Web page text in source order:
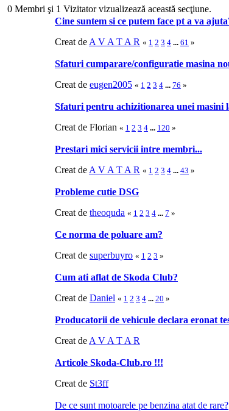
0 Membri şi 1 Vizitator vizualizează această secţiune.
Cine suntem si ce putem face pt a va
Creat de A V A T A R « 1 2 3 4 ... 61 »
Sfaturi cumparare/configuratie masina
Creat de eugen2005 « 1 2 3 4 ... 76 »
Sfaturi pentru achizitionarea unei masini
Creat de Florian « 1 2 3 4 ... 120 »
Prestari mici servicii intre membri...
Creat de A V A T A R « 1 2 3 4 ... 43 »
Probleme cutie DSG
Creat de theoquda « 1 2 3 4 ... 7 »
Ce norma de poluare am?
Creat de superbuyro « 1 2 3 »
Cum ati aflat de Skoda Club?
Creat de Daniel « 1 2 3 4 ... 20 »
Producatorii de vehicule declara eronat
Creat de A V A T A R
Articole Skoda-Club.ro !!!
Creat de St3ff
De ce sunt motoarele pe benzina atat de rare?